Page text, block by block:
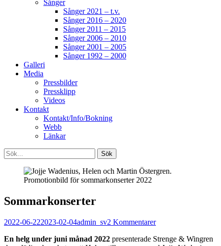
Sånger
Sånger 2021 – t.v.
Sånger 2016 – 2020
Sånger 2011 – 2015
Sånger 2006 – 2010
Sånger 2001 – 2005
Sånger 1992 – 2000
Galleri
Media
Pressbilder
Pressklipp
Videos
Kontakt
Kontakt/Info/Bokning
Webb
Länkar
Search
Sök
efter:
Sommarkonserter
Publicerat
2022-06-222023-02-04Författare
admin_sv2 Kommentarer
En helg under juni månad 2022 presenterade Strenge & Wingren